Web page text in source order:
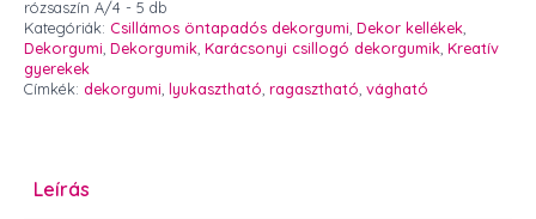
A/4
-
5
db
mennyiség
rózsaszín A/4 - 5 db
Kategóriák: Csillámos öntapadós dekorgumi, Dekor kellékek,
Dekorgumi, Dekorgumik, Karácsonyi csillogó dekorgumik, Kreatív
gyerekek
Címkék: dekorgumi, lyukasztható, ragasztható, vágható
Leírás